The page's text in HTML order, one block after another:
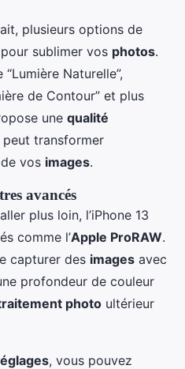
plusieurs options de
sublimer vos photos.
Naturelle”,
de Contour” et plus
une qualité
transformer
vos images.
avancés
plus loin, l’iPhone 13
comme l’Apple ProRAW.
capturer des images avec
profondeur de couleur
photo ultérieur
, vous pouvez